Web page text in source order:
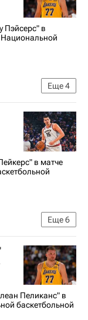
Пэйсерс" в
Еще4
в матче
Еще6
Пеликанс" в
баскетбольной